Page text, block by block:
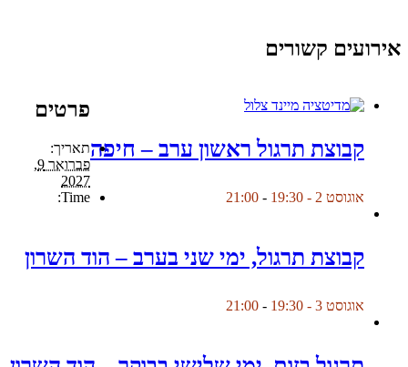
אירועים קשורים
קבוצת תרגול ראשון ערב – חיפה
אוגוסט 2 - 19:30 -
21:00
קבוצת תרגול, ימי שני בערב – הוד השרון
אוגוסט 3 - 19:30 -
21:00
פרטים
תאריך:
פברואר 9,
2027
Time: